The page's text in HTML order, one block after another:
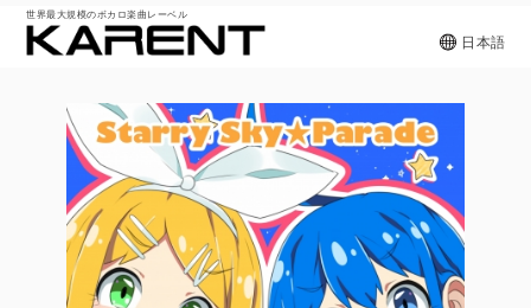
世界最大規模のボカロ楽曲レーベル
日本語